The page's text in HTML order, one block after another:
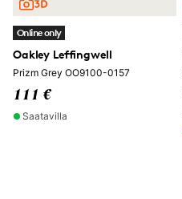
Online only
Oakley Leffingwell
Prizm Grey OO9100-0157
111 €
Saatavilla